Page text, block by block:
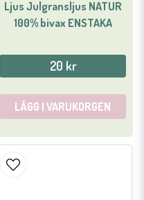
Ljus Julgransljus NATUR
100% bivax ENSTAKA
20 kr
LÄGG I VARUKORGEN